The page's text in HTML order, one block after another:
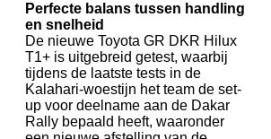
Perfecte balans tussen handling
en snelheid
De nieuwe Toyota GR DKR Hilux
T1+ is uitgebreid getest, waarbij
tijdens de laatste tests in de
Kalahari-woestijn het team de set-
up voor deelname aan de Dakar
Rally bepaald heeft, waaronder